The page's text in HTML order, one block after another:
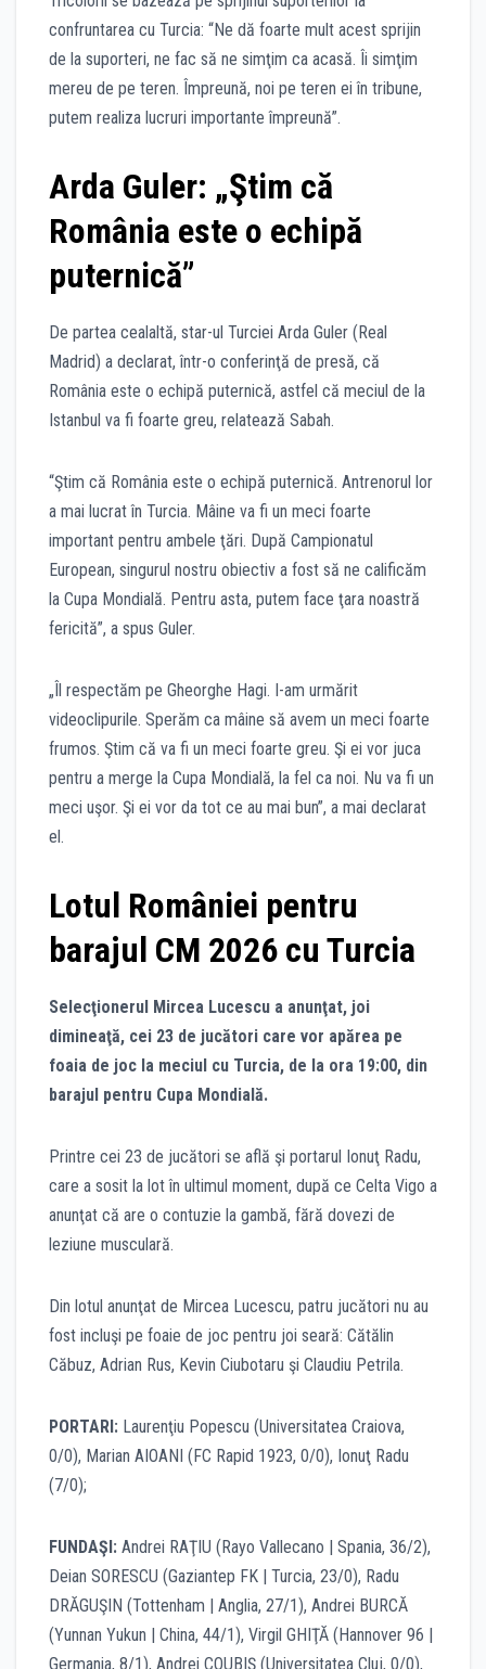
confruntarea cu Turcia: “Ne dă foarte mult acest sprijin
de la suporteri, ne fac să ne simţim ca acasă. Îi simţim
mereu de pe teren. Împreună, noi pe teren ei în tribune,
putem realiza lucruri importante împreună”.
Arda Guler: „Ştim că
România este o echipă
puternică”
De partea cealaltă, star-ul Turciei Arda Guler (Real
Madrid) a declarat, într-o conferinţă de presă, că
România este o echipă puternică, astfel că meciul de la
Istanbul va fi foarte greu, relatează Sabah.
“Ştim că România este o echipă puternică. Antrenorul lor
a mai lucrat în Turcia. Mâine va fi un meci foarte
important pentru ambele ţări. După Campionatul
European, singurul nostru obiectiv a fost să ne calificăm
la Cupa Mondială. Pentru asta, putem face ţara noastră
fericită”, a spus Guler.
„Îl respectăm pe Gheorghe Hagi. I-am urmărit
videoclipurile. Sperăm ca mâine să avem un meci foarte
frumos. Ştim că va fi un meci foarte greu. Şi ei vor juca
pentru a merge la Cupa Mondială, la fel ca noi. Nu va fi un
meci uşor. Şi ei vor da tot ce au mai bun”, a mai declarat
el.
Lotul României pentru
barajul CM 2026 cu Turcia
Selecţionerul Mircea Lucescu a anunţat, joi
dimineaţă, cei 23 de jucători care vor apărea pe
foaia de joc la meciul cu Turcia, de la ora 19:00, din
barajul pentru Cupa Mondială.
Printre cei 23 de jucători se află şi portarul Ionuţ Radu,
care a sosit la lot în ultimul moment, după ce Celta Vigo a
anunţat că are o contuzie la gambă, fără dovezi de
leziune musculară.
Din lotul anunţat de Mircea Lucescu, patru jucători nu au
fost incluşi pe foaie de joc pentru joi seară: Cătălin
Căbuz, Adrian Rus, Kevin Ciubotaru şi Claudiu Petrila.
PORTARI: Laurenţiu Popescu (Universitatea Craiova,
0/0), Marian AIOANI (FC Rapid 1923, 0/0), Ionuţ Radu
(7/0);
FUNDAŞI: Andrei RAŢIU (Rayo Vallecano | Spania, 36/2),
Deian SORESCU (Gaziantep FK | Turcia, 23/0), Radu
DRĂGUŞIN (Tottenham | Anglia, 27/1), Andrei BURCĂ
(Yunnan Yukun | China, 44/1), Virgil GHIŢĂ (Hannover 96 |
Germania, 8/1), Andrei COUBIŞ (Universitatea Cluj, 0/0),